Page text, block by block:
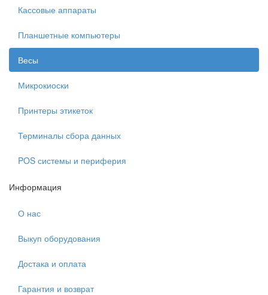
Кассовые аппараты
Планшетные компьютеры
Весы
Микрокиоски
Принтеры этикеток
Терминалы сбора данных
POS системы и периферия
Информация
О нас
Выкуп оборудования
Достака и оплата
Гарантия и возврат